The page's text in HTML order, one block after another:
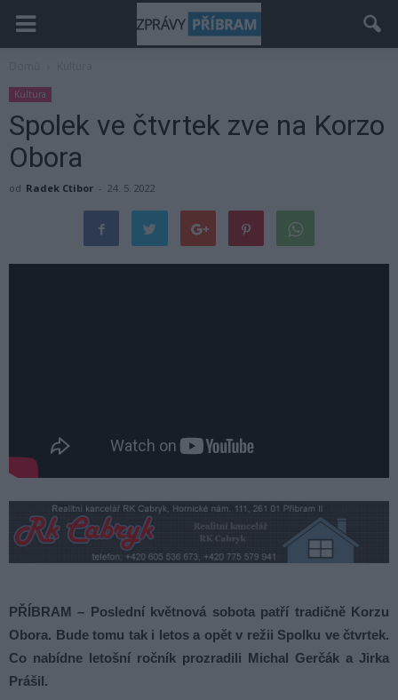
Kultura
Spolek ve čtvrtek zve na Korzo
Obora
od Radek Ctibor - 24. 5. 2022
PŘÍBRAM – Poslední květnová sobota patří tradičně Korzu
Obora. Bude tomu tak i letos a opět v režii Spolku ve čtvrtek.
Co nabídne letošní ročník prozradili Michal Gerčák a Jirka
Prášil.